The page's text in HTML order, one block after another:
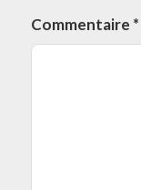
Commentaire *